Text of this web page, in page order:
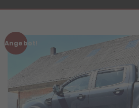
Angebot!